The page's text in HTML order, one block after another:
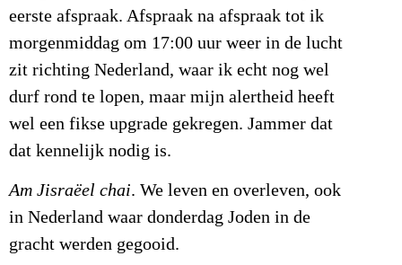
eerste afspraak. Afspraak na afspraak tot ik
morgenmiddag om 17:00 uur weer in de lucht
zit richting Nederland, waar ik echt nog wel
durf rond te lopen, maar mijn alertheid heeft
wel een fikse upgrade gekregen. Jammer dat
dat kennelijk nodig is.
Am Jisraëel chai. We leven en overleven, ook
in Nederland waar donderdag Joden in de
gracht werden gegooid.